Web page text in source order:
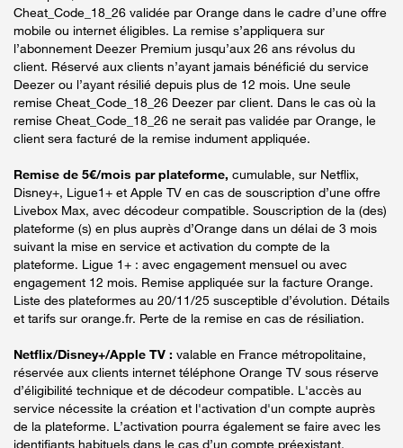
Cheat_Code_18_26 validée par Orange dans le cadre d’une offre
mobile ou internet éligibles. La remise s’appliquera sur
l’abonnement Deezer Premium jusqu’aux 26 ans révolus du
client. Réservé aux clients n’ayant jamais bénéficié du service
Deezer ou l’ayant résilié depuis plus de 12 mois. Une seule
remise Cheat_Code_18_26 Deezer par client. Dans le cas où la
remise Cheat_Code_18_26 ne serait pas validée par Orange, le
client sera facturé de la remise indument appliquée.
Remise de 5€/mois par plateforme, cumulable, sur Netflix,
Disney+, Ligue1+ et Apple TV en cas de souscription d’une offre
Livebox Max, avec décodeur compatible. Souscription de la (des)
plateforme (s) en plus auprès d’Orange dans un délai de 3 mois
suivant la mise en service et activation du compte de la
plateforme. Ligue 1+ : avec engagement mensuel ou avec
engagement 12 mois. Remise appliquée sur la facture Orange.
Liste des plateformes au 20/11/25 susceptible d’évolution. Détails
et tarifs sur orange.fr. Perte de la remise en cas de résiliation.
Netflix/Disney+/Apple TV : valable en France métropolitaine,
réservée aux clients internet téléphone Orange TV sous réserve
d’éligibilité technique et de décodeur compatible. L'accès au
service nécessite la création et l'activation d'un compte auprès
de la plateforme. L’activation pourra également se faire avec les
identifiants habituels dans le cas d’un compte préexistant.